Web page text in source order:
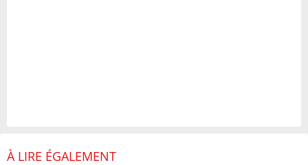
À LIRE ÉGALEMENT